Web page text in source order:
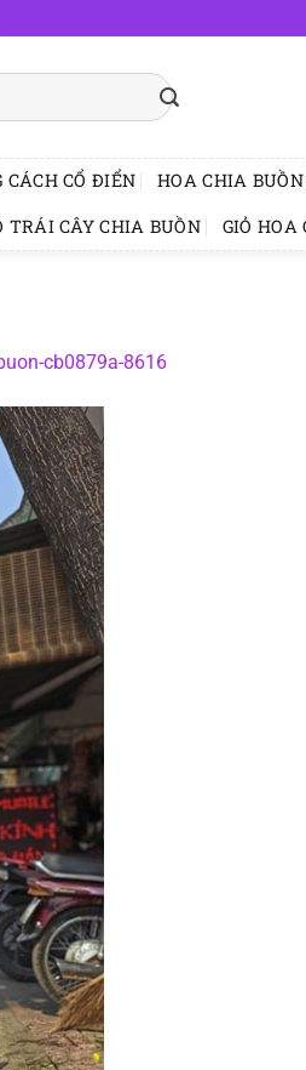
CÁCH CỔ ĐIỂN HOA CHIA
TRÁI CÂY CHIA BUỒN GIỎ HOA
cb0879a-8616